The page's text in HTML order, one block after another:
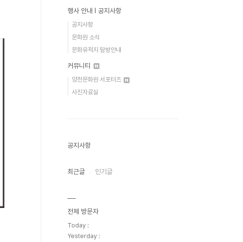
행사 안내 Ι 공지사항
공지사항
문화원 소식
문화유적지 탐방안내
커뮤니티
양천문화원 서포터즈
사진자료실
공지사항
최근글 인기글
전체 방문자
Today :
Yesterday :